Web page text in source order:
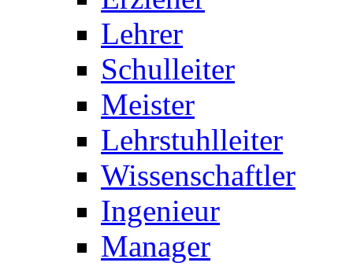
Lehrer
Schulleiter
Meister
Lehrstuhlleiter
Wissenschaftler
Ingenieur
Manager